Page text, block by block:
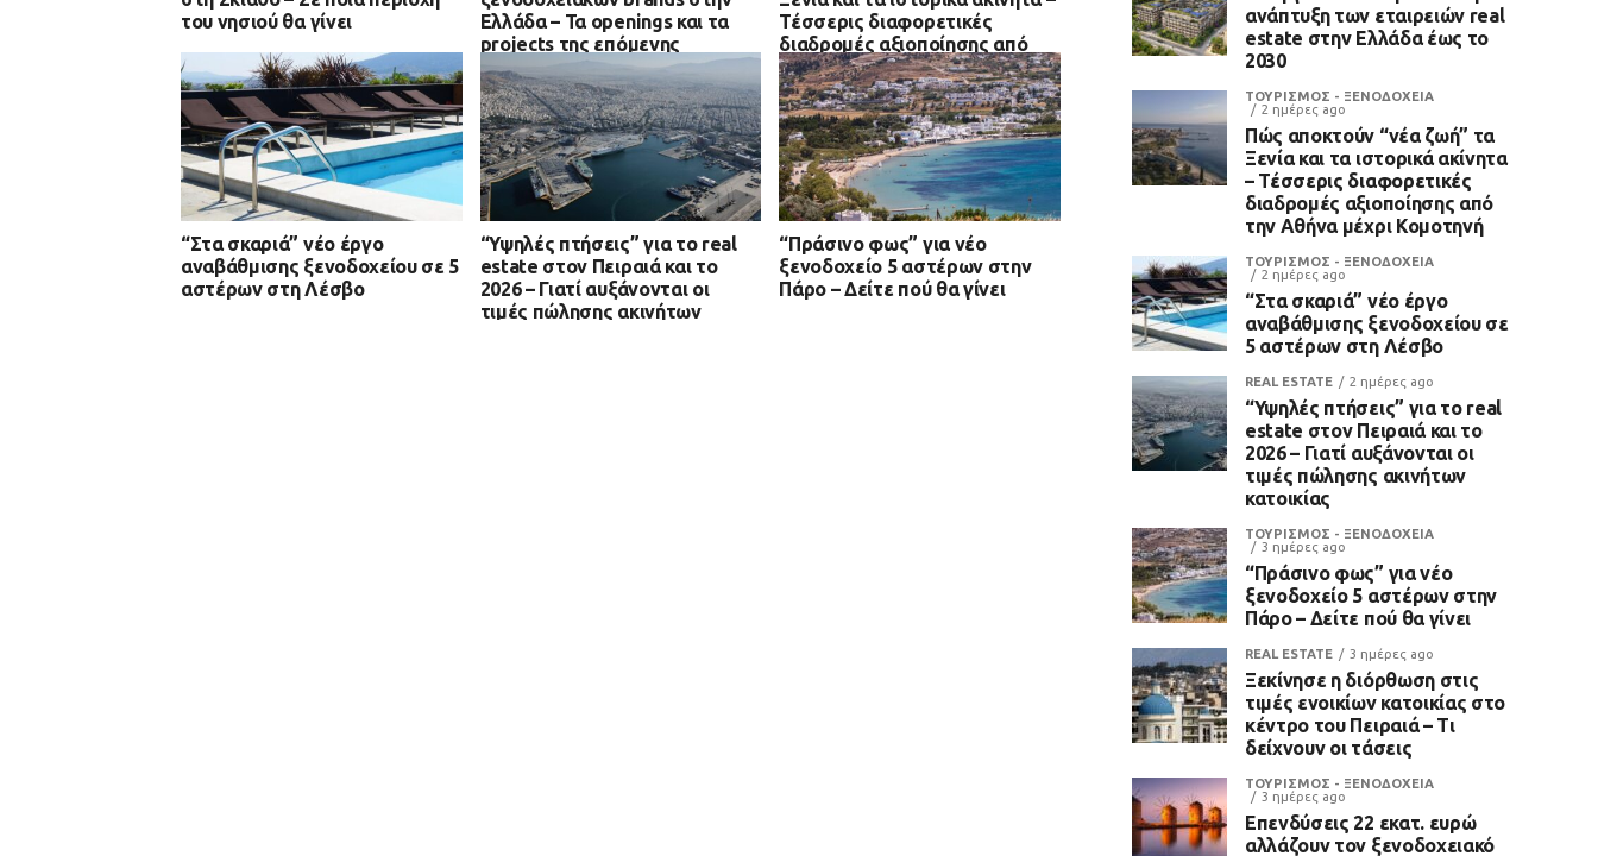
του νησιού θα γίνει
Ελλάδα – Τα openings και τα
projects της επόμενης
περιόδου
Τέσσερις διαφορετικές
διαδρομές αξιοποίησης από
την Αθήνα μέχρι Κομοτηνή
“Στα σκαριά” νέο έργο
αναβάθμισης ξενοδοχείου σε 5
αστέρων στη Λέσβο
“Υψηλές πτήσεις” για το real
estate στον Πειραιά και το
2026 – Γιατί αυξάνονται οι
τιμές πώλησης ακινήτων
“Πράσινο φως” για νέο
ξενοδοχείο 5 αστέρων στην
Πάρο – Δείτε πού θα γίνει
ανάπτυξη των εταιρειών real
estate στην Ελλάδα έως το
2030
ΤΟΥΡΙΣΜΟΣ - ΞΕΝΟΔΟΧΕΙΑ
2 ημέρες ago
Πώς αποκτούν “νέα ζωή” τα
Ξενία και τα ιστορικά ακίνητα
– Τέσσερις διαφορετικές
διαδρομές αξιοποίησης από
την Αθήνα μέχρι Κομοτηνή
ΤΟΥΡΙΣΜΟΣ - ΞΕΝΟΔΟΧΕΙΑ
2 ημέρες ago
“Στα σκαριά” νέο έργο
αναβάθμισης ξενοδοχείου σε
5 αστέρων στη Λέσβο
REAL ESTATE 2 ημέρες ago
“Υψηλές πτήσεις” για το real
estate στον Πειραιά και το
2026 – Γιατί αυξάνονται οι
τιμές πώλησης ακινήτων
κατοικίας
ΤΟΥΡΙΣΜΟΣ - ΞΕΝΟΔΟΧΕΙΑ
3 ημέρες ago
“Πράσινο φως” για νέο
ξενοδοχείο 5 αστέρων στην
Πάρο – Δείτε πού θα γίνει
REAL ESTATE 3 ημέρες ago
Ξεκίνησε η διόρθωση στις
τιμές ενοικίων κατοικίας στο
κέντρο του Πειραιά – Τι
δείχνουν οι τάσεις
ΤΟΥΡΙΣΜΟΣ - ΞΕΝΟΔΟΧΕΙΑ
3 ημέρες ago
Επενδύσεις 22 εκατ. ευρώ
αλλάζουν τον ξενοδοχειακό